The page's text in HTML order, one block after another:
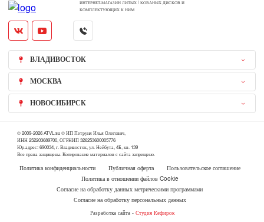
ИНТЕРНЕТ-МАГАЗИН ЛИТЫХ / КОВАНЫХ ДИСКОВ И
КОМПЛЕКТУЮЩИХ К НИМ
ВЛАДИВОСТОК
МОСКВА
НОВОСИБИРСК
© 2009-2026 ATVL.su © ИП Петруня Илья Олегович,
ИНН 252203689700, ОГРНИП 326253600005776
Юр.адрес: 690034, г. Владивосток, ул. Нейбута, 4Б, кв. 139
Все права защищены. Копирование материалов с сайта запрещено.
Политика конфиденциальности Публичная оферта
Пользовательское соглашение
Политика в отношении файлов Cookie
Согласие на обработку данных метрическими программами
Согласие на обработку персональных данных
Разработка сайта - Студия Кефирок